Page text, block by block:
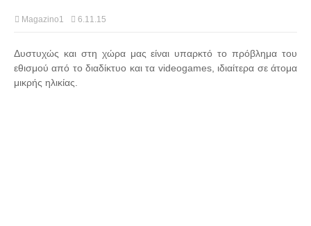
Magazino1 6.11.15
Δυστυχώς και στη χώρα μας είναι υπαρκτό το πρόβλημα του
εθισμού από το διαδίκτυο και τα videogames, ιδιαίτερα σε άτομα
μικρής ηλικίας.